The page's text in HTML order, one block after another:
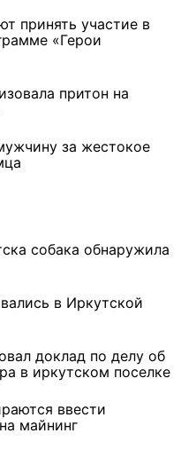
принять участие в
«Герои
притон на
за жестокое
собака обнаружила
в Иркутской
доклад по делу об
в иркутском поселке
ввести
майнинг